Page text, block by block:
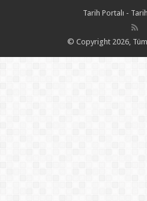
Tarih Portalı -
© Copyright 2026, Tüm